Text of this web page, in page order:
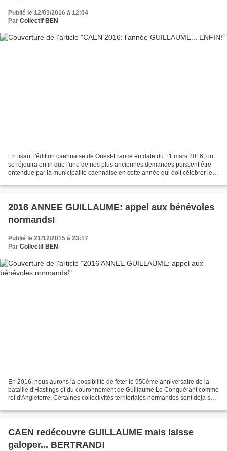
Publié le 12/03/2016 à 12:04
Par Collectif BEN
En lisant l'édition caennaise de Ouest-France en date du 11 mars 2016, on
se réjouira enfin que l'une de nos plus anciennes demandes puissent être
entendue par la municipalité caennaise en cette année qui doit célébrer le
2016 ANNEE GUILLAUME: appel aux bénévoles
normands!
Publié le 21/12/2015 à 23:17
Par Collectif BEN
En 2016, nous aurons la possibilité de fêter le 950ème anniversaire de la
bataille d'Hastings et du couronnement de Guillaume Le Conquérant comme
roi d'Angleterre. Certaines collectivités territoriales normandes sont déjà sur
CAEN redécouvre GUILLAUME mais laisse
galoper... BERTRAND!